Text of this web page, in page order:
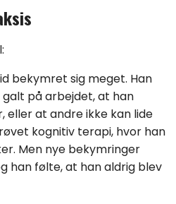
bekymret sig meget. Han
på arbejdet, at han
eller at andre ikke kan lide
kognitiv terapi, hvor han
Men nye bekymringer
han følte, at han aldrig blev